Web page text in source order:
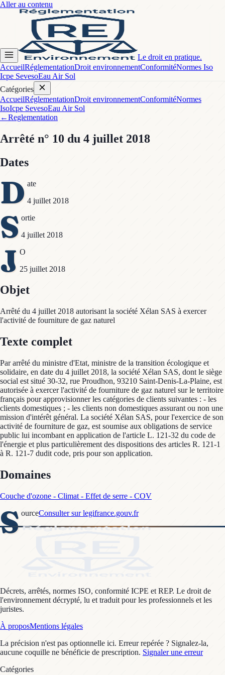
Aller au contenu
Le droit en pratique.
AccueilRéglementationDroit environnementConformitéNormes Iso
Icpe SevesoEau Air Sol
Catégories
AccueilRéglementationDroit environnementConformitéNormes
IsoIcpe SevesoEau Air Sol
←Reglementation
Arrêté n° 10 du 4 juillet 2018
Dates
D ate
4 juillet 2018
S ortie
4 juillet 2018
J O
25 juillet 2018
Objet
Arrêté du 4 juillet 2018 autorisant la société Xélan SAS à exercer
l'activité de fourniture de gaz naturel
Texte complet
Par arrêté du ministre d'Etat, ministre de la transition écologique et
solidaire, en date du 4 juillet 2018, la société Xélan SAS, dont le siège
social est situé 30-32, rue Proudhon, 93210 Saint-Denis-La-Plaine, est
autorisée à exercer l'activité de fourniture de gaz naturel sur le territoire
français pour approvisionner les catégories de clients suivantes : - les
clients domestiques ; - les clients non domestiques assurant ou non une
mission d'intérêt général. La société Xélan SAS, pour l'exercice de son
activité de fourniture de gaz, est soumise aux obligations de service
public lui incombant en application de l'article L. 121-32 du code de
l'énergie et plus particulièrement des dispositions des articles R. 121-1
à R. 121-7 dudit code, pris pour son application.
Domaines
Couche d'ozone - Climat - Effet de serre - COV
S ourceConsulter sur legifrance.gouv.fr
Décrets, arrêtés, normes ISO, conformité ICPE et REP. Le droit de
l'environnement décrypté, lu et traduit pour les professionnels et les
juristes.
À proposMentions légales
La précision n'est pas optionnelle ici. Erreur repérée ? Signalez-la,
aucune coquille ne bénéficie de prescription. Signaler une erreur
Catégories